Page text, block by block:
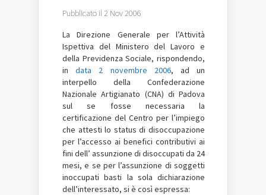
Pubblicato il 2 Nov 2006
La Direzione Generale per l’Attività
Ispettiva del Ministero del Lavoro e
della Previdenza Sociale, rispondendo,
indata 2 novembre 2006, ad un
interpello della Confederazione
Nazionale Artigianato (CNA) di Padova
sul se fosse necessaria la
certificazione del Centro per l’impiego
che attesti lo status di disoccupazione
per l’accesso ai benefici contributivi ai
fini dell’ assunzione di disoccupati da 24
mesi, e se per l’assunzione di soggetti
inoccupati basti la sola dichiarazione
dell’interessato, si è così espressa: